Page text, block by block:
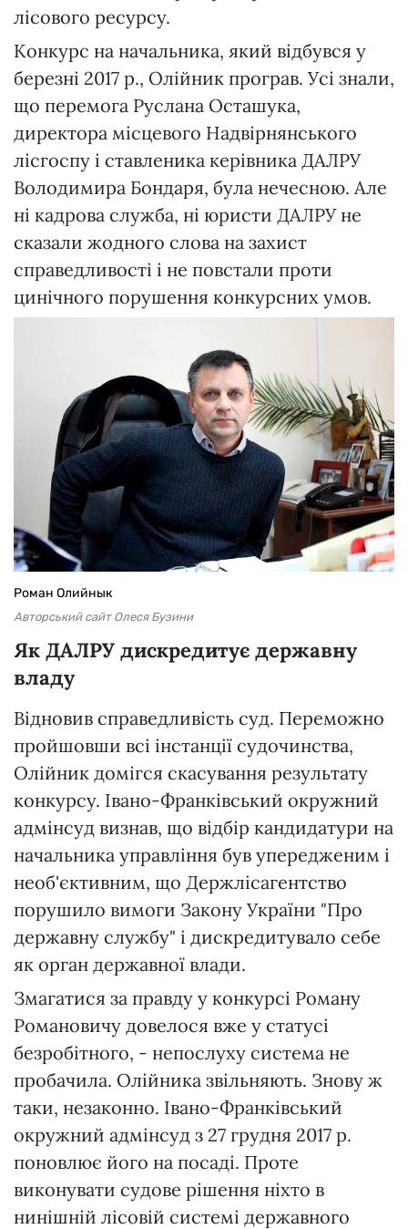
лісового ресурсу.
Конкурс на начальника, який відбувся у
березні 2017 р., Олійник програв. Усі знали,
що перемога Руслана Осташука,
директора місцевого Надвірнянського
лісгоспу і ставленика керівника ДАЛРУ
Володимира Бондаря, була нечесною. Але
ні кадрова служба, ні юристи ДАЛРУ не
сказали жодного слова на захист
справедливості і не повстали проти
цинічного порушення конкурсних умов.
Роман Олийнык
Авторський сайт Олеся Бузини
Як ДАЛРУ дискредитує державну
владу
Відновив справедливість суд. Переможно
пройшовши всі інстанції судочинства,
Олійник домігся скасування результату
конкурсу. Івано-Франківський окружний
адмінсуд визнав, що відбір кандидатури на
начальника управління був упередженим і
необ'єктивним, що Держлісагентство
порушило вимоги Закону України "Про
державну службу" і дискредитувало себе
як орган державної влади.
Змагатися за правду у конкурсі Роману
Романовичу довелося вже у статусі
безробітного, - непослуху система не
пробачила. Олійника звільняють. Знову ж
таки, незаконно. Івано-Франківський
окружний адмінсуд з 27 грудня 2017 р.
поновлює його на посаді. Проте
виконувати судове рішення ніхто в
нинішній лісовій системі державного